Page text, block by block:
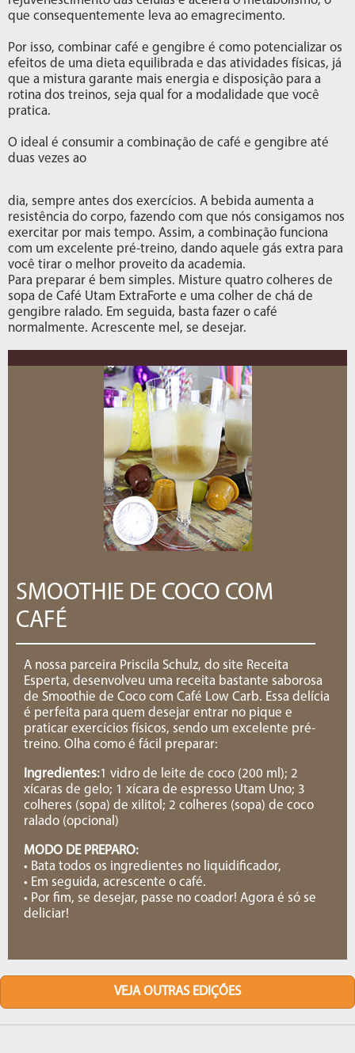
que consequentemente leva ao emagrecimento.
Por isso, combinar café e gengibre é como potencializar os
efeitos de uma dieta equilibrada e das atividades físicas, já
que a mistura garante mais energia e disposição para a
rotina dos treinos, seja qual for a modalidade que você
pratica.
O ideal é consumir a combinação de café e gengibre até
duas vezes ao
dia, sempre antes dos exercícios. A bebida aumenta a
resistência do corpo, fazendo com que nós consigamos nos
exercitar por mais tempo. Assim, a combinação funciona
com um excelente pré-treino, dando aquele gás extra para
você tirar o melhor proveito da academia.
Para preparar é bem simples. Misture quatro colheres de
sopa de Café Utam ExtraForte e uma colher de chá de
gengibre ralado. Em seguida, basta fazer o café
normalmente. Acrescente mel, se desejar.
SMOOTHIE DE COCO COM
CAFÉ
A nossa parceira Priscila Schulz, do site Receita
Esperta, desenvolveu uma receita bastante saborosa
de Smoothie de Coco com Café Low Carb. Essa delícia
é perfeita para quem desejar entrar no pique e
praticar exercícios físicos, sendo um excelente pré-
treino. Olha como é fácil preparar:
Ingredientes:1 vidro de leite de coco (200 ml); 2
xícaras de gelo; 1 xícara de espresso Utam Uno; 3
colheres (sopa) de xilitol; 2 colheres (sopa) de coco
ralado (opcional)
MODO DE PREPARO:
• Bata todos os ingredientes no liquidificador,
• Em seguida, acrescente o café.
• Por fim, se desejar, passe no coador! Agora é só se
deliciar!
VEJA OUTRAS EDIÇÕES